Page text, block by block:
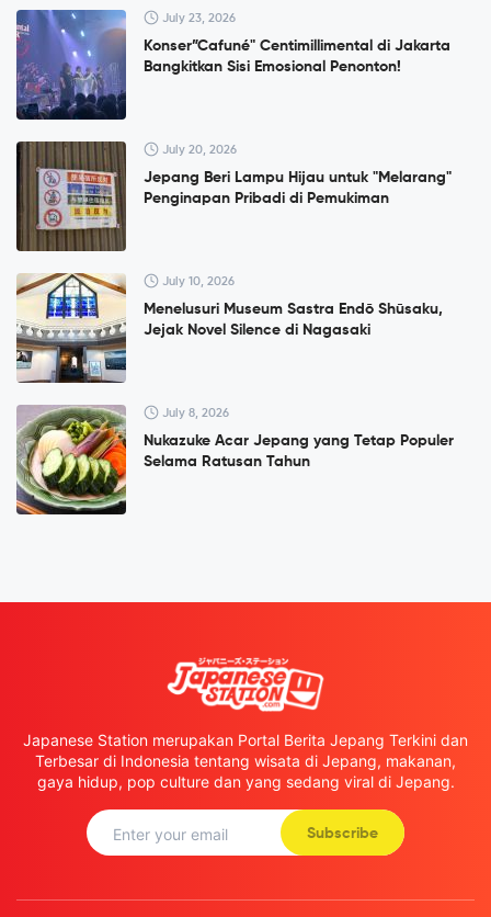
July 23, 2026
Konser”Cafuné" Centimillimental di Jakarta
Bangkitkan Sisi Emosional Penonton!
July 20, 2026
Jepang Beri Lampu Hijau untuk "Melarang"
Penginapan Pribadi di Pemukiman
July 10, 2026
Menelusuri Museum Sastra Endō Shūsaku,
Jejak Novel Silence di Nagasaki
July 8, 2026
Nukazuke Acar Jepang yang Tetap Populer
Selama Ratusan Tahun
Japanese Station merupakan Portal Berita Jepang Terkini dan
Terbesar di Indonesia tentang wisata di Jepang, makanan,
gaya hidup, pop culture dan yang sedang viral di Jepang.
Subscribe